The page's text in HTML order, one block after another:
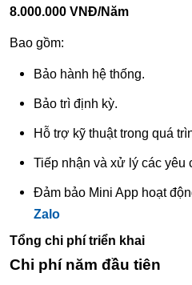
8.000.000 VNĐ/Năm
Bao gồm:
Bảo hành hệ thống.
Bảo trì định kỳ.
Hỗ trợ kỹ thuật trong quá
Tiếp nhận và xử lý các yêu
Đảm bảo Mini App hoạt
Zalo
Tổng chi phí triển khai
Chi phí năm đầu tiên